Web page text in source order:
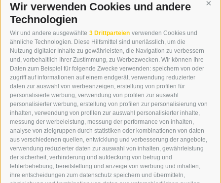
Wir verwenden Cookies und andere
Technologien
Wir und andere ausgewählte 3 Drittparteien verwenden Cookies und
ähnliche Technologien. Diese Hilfsmittel sind unerlässlich, um die
Nutzung digitaler Inhalte zu gewährleisten, die Navigation zu verbessern
und, vorbehaltlich Ihrer Zustimmung, zu Werbezwecken. Wir können Ihre
Daten zum Beispiel für folgende Zwecke verwenden: speichern von oder
zugriff auf informationen auf einem endgerät, verwendung reduzierter
daten zur auswahl von werbeanzeigen, erstellung von profilen für
personalisierte werbung, verwendung von profilen zur auswahl
personalisierter werbung, erstellung von profilen zur personalisierung von
inhalten, verwendung von profilen zur auswahl personalisierter inhalte,
messung der werbeleistung, messung der performance von inhalten,
analyse von zielgruppen durch statistiken oder kombinationen von daten
aus verschiedenen quellen, entwicklung und verbesserung der angebote,
verwendung reduzierter daten zur auswahl von inhalten, gewährleistung
der sicherheit, verhinderung und aufdeckung von betrug und
fehlerbehebung, bereitstellung und anzeige von werbung und inhalten,
ihre entscheidungen zum datenschutz speichern und übermitteln,
KONTAKT
WIPP-MEDIA GMBH
DER ERKER
NEUSTADT 20A
I-39049 STERZING
TEL.: +39 0472 766876
GRAFIK@DERERKER.IT
INFO@DERERKER.IT
BARBARA.FONTANA@DERERKER.IT
DER ERKER
WERBEN IM ERKER
ONLINE-WERBUNG
SEPA-DAUERAUFTRAG